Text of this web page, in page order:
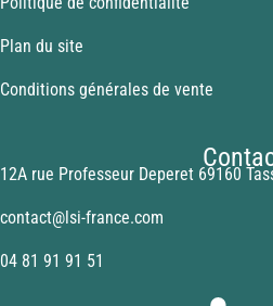
Plan du site
Conditions générales de vente
12A rue Professeur Deperet 69160
contact@lsi-france.com
04 81 91 91 51